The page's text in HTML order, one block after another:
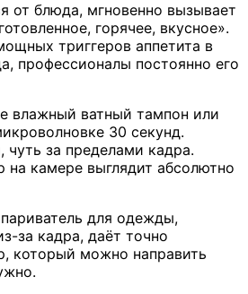
от блюда, мгновенно вызывает
горячее, вкусное».
триггеров аппетита в
профессионалы постоянно его
влажный ватный тампон или
30 секунд.
за пределами кадра.
камере выглядит абсолютно
для одежды,
за кадра, даёт точно
который можно направить